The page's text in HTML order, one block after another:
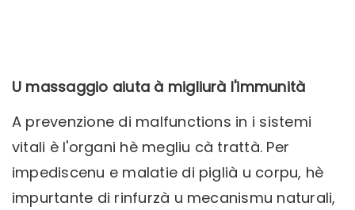
U massaggio aiuta à migliurà l'immunità
A prevenzione di malfunctions in i sistemi
vitali è l'organi hè megliu cà trattà. Per
impediscenu e malatie di piglià u corpu, hè
impurtante di rinfurzà u mecanismu naturali,